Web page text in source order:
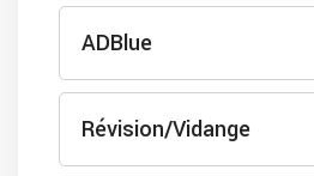
ADBlue
Révision/Vidange